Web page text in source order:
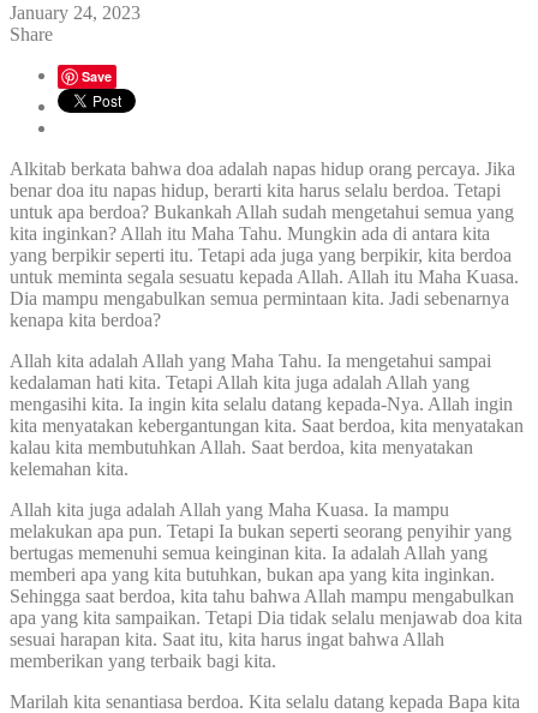
January 24, 2023
Share
Save
Alkitab berkata bahwa doa adalah napas hidup orang percaya. Jika
benar doa itu napas hidup, berarti kita harus selalu berdoa. Tetapi
untuk apa berdoa? Bukankah Allah sudah mengetahui semua yang
kita inginkan? Allah itu Maha Tahu. Mungkin ada di antara kita
yang berpikir seperti itu. Tetapi ada juga yang berpikir, kita berdoa
untuk meminta segala sesuatu kepada Allah. Allah itu Maha Kuasa.
Dia mampu mengabulkan semua permintaan kita. Jadi sebenarnya
kenapa kita berdoa?
Allah kita adalah Allah yang Maha Tahu. Ia mengetahui sampai
kedalaman hati kita. Tetapi Allah kita juga adalah Allah yang
mengasihi kita. Ia ingin kita selalu datang kepada-Nya. Allah ingin
kita menyatakan kebergantungan kita. Saat berdoa, kita menyatakan
kalau kita membutuhkan Allah. Saat berdoa, kita menyatakan
kelemahan kita.
Allah kita juga adalah Allah yang Maha Kuasa. Ia mampu
melakukan apa pun. Tetapi Ia bukan seperti seorang penyihir yang
bertugas memenuhi semua keinginan kita. Ia adalah Allah yang
memberi apa yang kita butuhkan, bukan apa yang kita inginkan.
Sehingga saat berdoa, kita tahu bahwa Allah mampu mengabulkan
apa yang kita sampaikan. Tetapi Dia tidak selalu menjawab doa kita
sesuai harapan kita. Saat itu, kita harus ingat bahwa Allah
memberikan yang terbaik bagi kita.
Marilah kita senantiasa berdoa. Kita selalu datang kepada Bapa kita